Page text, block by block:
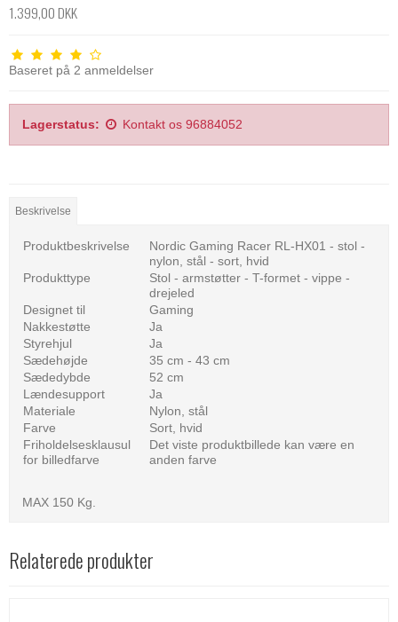
1.399,00 DKK
Baseret på 2 anmeldelser
Lagerstatus: Kontakt os 96884052
Beskrivelse
Produktbeskrivelse
Nordic Gaming Racer RL-HX01 - stol -
nylon, stål - sort, hvid
Produkttype
Stol - armstøtter - T-formet - vippe -
drejeled
Designet til
Gaming
Nakkestøtte
Ja
Styrehjul
Ja
Sædehøjde
35 cm - 43 cm
Sædedybde
52 cm
Lændesupport
Ja
Materiale
Nylon, stål
Farve
Sort, hvid
Friholdelsesklausul
for billedfarve
Det viste produktbillede kan være en
anden farve
MAX 150 Kg.
Relaterede produkter